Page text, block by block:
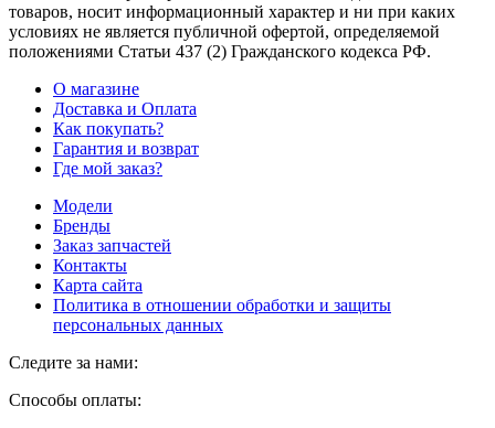
товаров, носит информационный характер и ни при каких
условиях не является публичной офертой, определяемой
положениями Статьи 437 (2) Гражданского кодекса РФ.
О магазине
Доставка и Оплата
Как покупать?
Гарантия и возврат
Где мой заказ?
Модели
Бренды
Заказ запчастей
Контакты
Карта сайта
Политика в отношении обработки и защиты
персональных данных
Следите за нами:
Способы оплаты: